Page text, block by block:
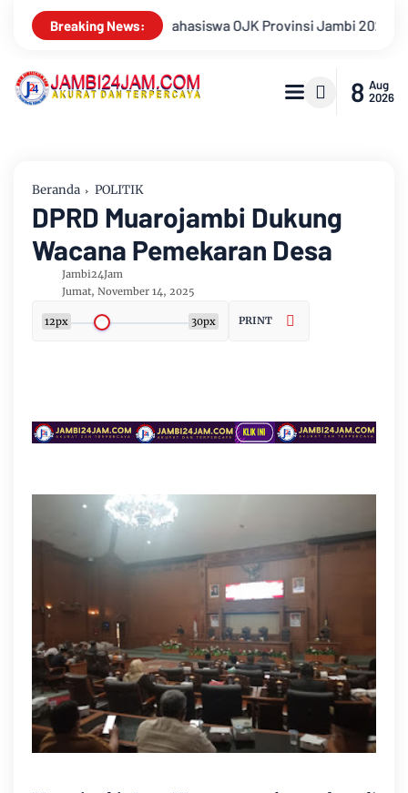
Breaking News:
2026, Unjuk Kreativitas di Taman Banjuran Budayo,
8 Aug
2026
Beranda POLITIK
DPRD Muarojambi Dukung
Wacana Pemekaran Desa
Jambi24Jam
Jumat, November 14, 2025
12px 30px PRINT